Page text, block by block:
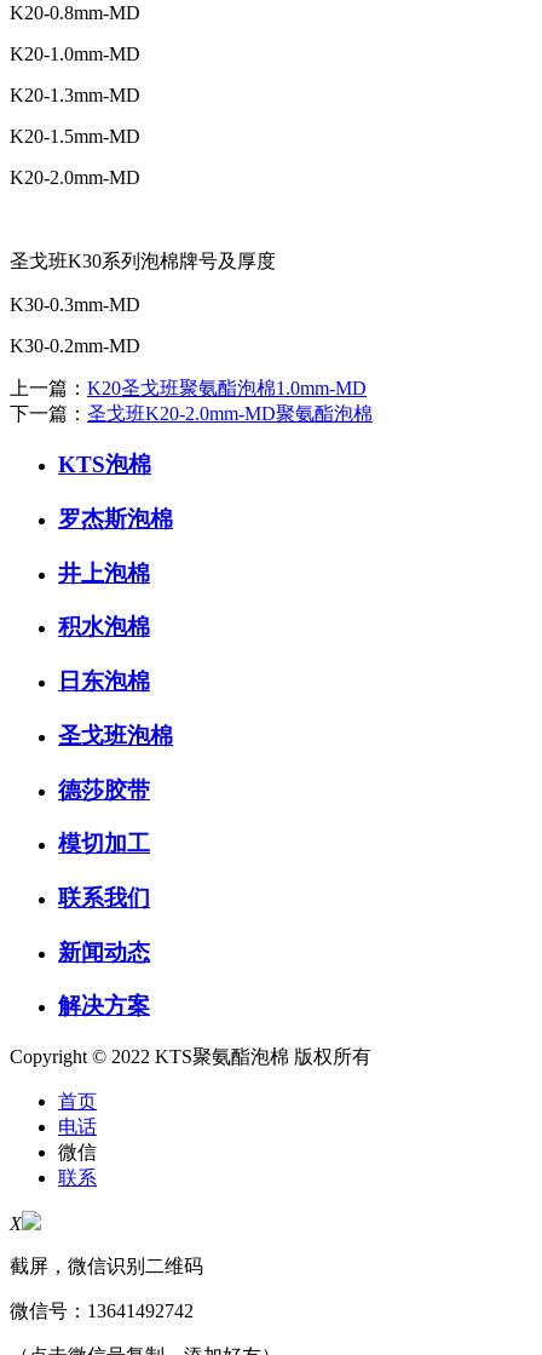
K20-0.8mm-MD
K20-1.0mm-MD
K20-1.3mm-MD
K20-1.5mm-MD
K20-2.0mm-MD
圣戈班K30系列泡棉牌号及厚度
K30-0.3mm-MD
K30-0.2mm-MD
上一篇： K20圣戈班聚氨酯泡棉1.0mm-MD
下一篇： 圣戈班K20-2.0mm-MD聚氨酯泡棉
KTS泡棉
罗杰斯泡棉
井上泡棉
积水泡棉
日东泡棉
圣戈班泡棉
德莎胶带
模切加工
联系我们
新闻动态
解决方案
Copyright © 2022 KTS聚氨酯泡棉 版权所有
首页
电话
微信
联系
X
截屏，微信识别二维码
微信号： 13641492742